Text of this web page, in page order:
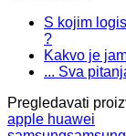
S kojim
?
Kakvo je
... Sva
Pregledavati
apple huawei